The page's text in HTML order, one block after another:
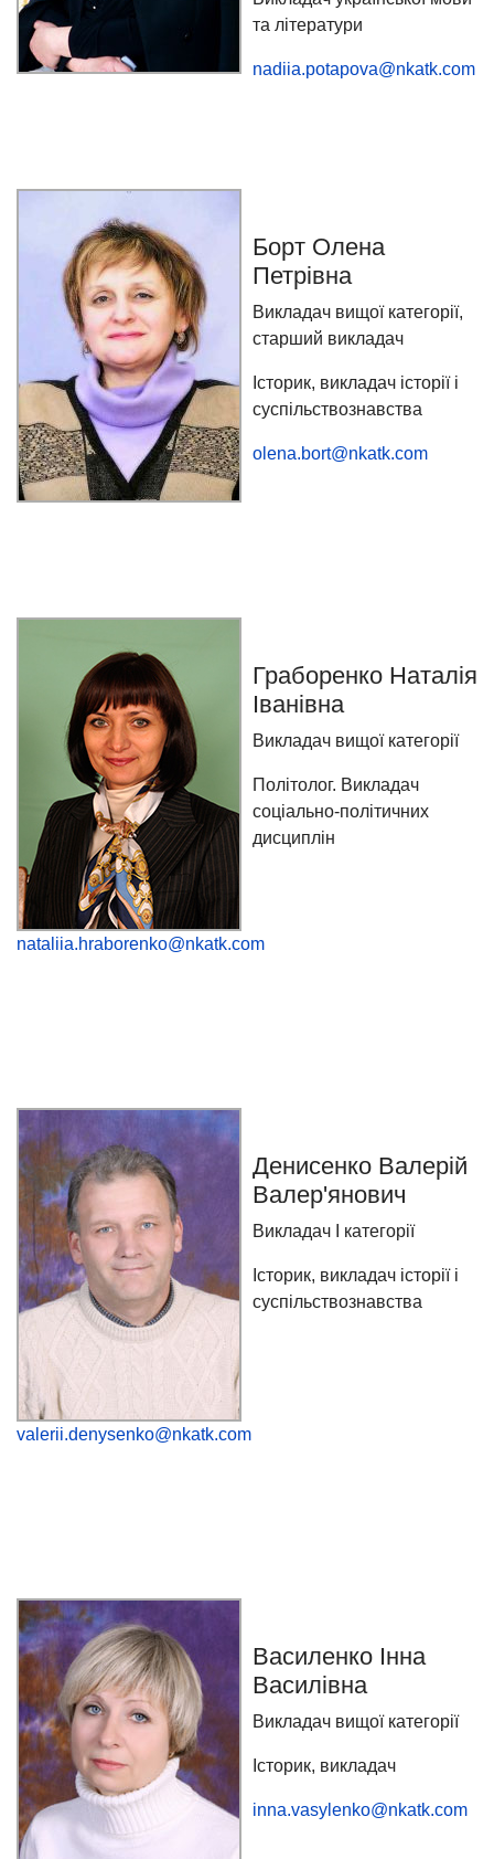
та літератури
nadiia.potapova@nkatk.com
Борт Олена
Петрівна
Викладач вищої категорії,
старший викладач
Історик, викладач історії і
суспільствознавства
olena.bort@nkatk.com
Граборенко Наталія
Іванівна
Викладач вищої категорії
Політолог. Викладач
соціально-політичних
дисциплін
nataliia.hraborenko@nkatk.com
Денисенко Валерій
Валер'янович
Викладач І категорії
Історик, викладач історії і
суспільствознавства
valerii.denysenko@nkatk.com
Василенко Інна
Василівна
Викладач вищої категорії
Історик, викладач
inna.vasylenko@nkatk.com